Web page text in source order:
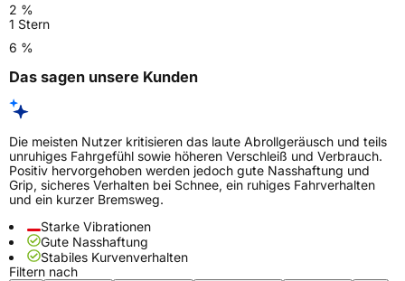
2 %
1 Stern
6 %
Das sagen unsere Kunden
Die meisten Nutzer kritisieren das laute Abrollgeräusch und teils
unruhiges Fahrgefühl sowie höheren Verschleiß und Verbrauch.
Positiv hervorgehoben werden jedoch gute Nasshaftung und
Grip, sicheres Verhalten bei Schnee, ein ruhiges Fahrverhalten
und ein kurzer Bremsweg.
Starke Vibrationen
Gute Nasshaftung
Stabiles Kurvenverhalten
Filtern nach